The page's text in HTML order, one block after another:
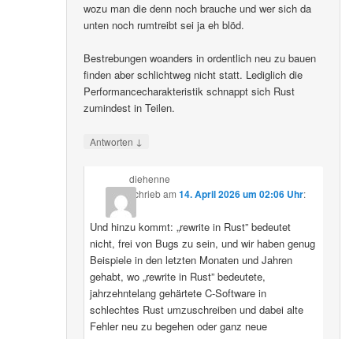
wozu man die denn noch brauche und wer sich da
unten noch rumtreibt sei ja eh blöd.
Bestrebungen woanders in ordentlich neu zu bauen
finden aber schlichtweg nicht statt. Lediglich die
Performancecharakteristik schnappt sich Rust
zumindest in Teilen.
Antworten ↓
diehenne
schriebam 14. April 2026 um 02:06 Uhr:
Und hinzu kommt: „rewrite in Rust” bedeutet
nicht, frei von Bugs zu sein, und wir haben genug
Beispiele in den letzten Monaten und Jahren
gehabt, wo „rewrite in Rust” bedeutete,
jahrzehntelang gehärtete C-Software in
schlechtes Rust umzuschreiben und dabei alte
Fehler neu zu begehen oder ganz neue